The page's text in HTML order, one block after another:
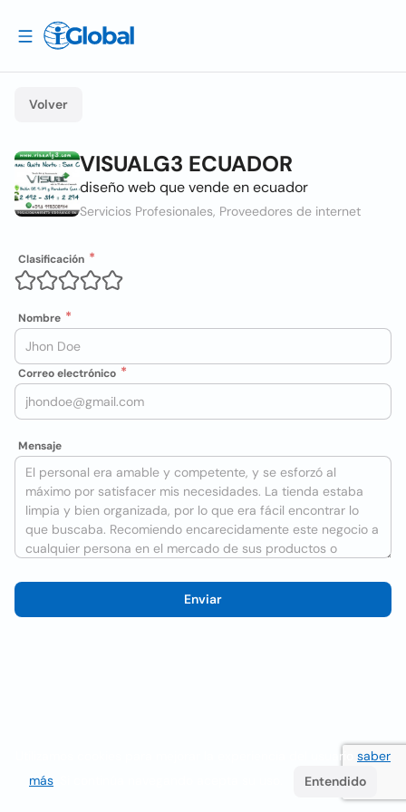
Volver
VISUALG3 ECUADOR
diseño web que vende en ecuador
Servicios Profesionales, Proveedores de internet
Clasificación
Nombre
Correo electrónico
Mensaje
Enviar
Utilizamos cookies para mejorar la experiencia del usuario saber
más
Entendido